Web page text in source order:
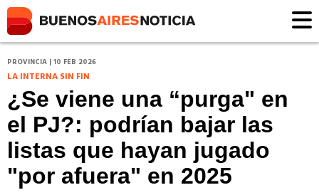
PROVINCIA | 10 FEB 2026
LA INTERNA SIN FIN
¿Se viene una “purga" en
el PJ?: podrían bajar las
listas que hayan jugado
"por afuera" en 2025